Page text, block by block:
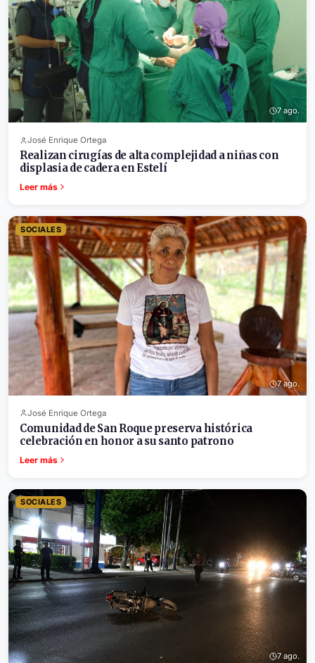
7 ago.
José Enrique Ortega
Realizan cirugías de alta complejidad a niñas con
displasia de cadera en Estelí
Leer más
SOCIALES
7 ago.
José Enrique Ortega
Comunidad de San Roque preserva histórica
celebración en honor a su santo patrono
Leer más
SOCIALES
7 ago.